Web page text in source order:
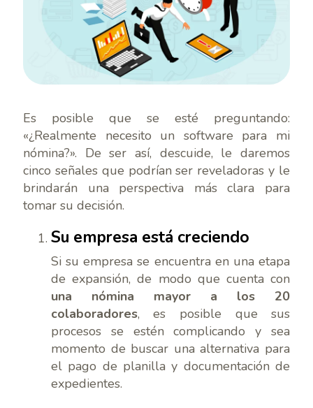
Es posible que se esté preguntando:
«¿Realmente necesito un software para mi
nómina?». De ser así, descuide, le daremos
cinco señales que podrían ser reveladoras y le
brindarán una perspectiva más clara para
tomar su decisión.
Su empresa está creciendo
Si su empresa se encuentra en una etapa
de expansión, de modo que cuenta con
una nómina mayor a los 20
colaboradores, es posible que sus
procesos se estén complicando y sea
momento de buscar una alternativa para
el pago de planilla y documentación de
expedientes.